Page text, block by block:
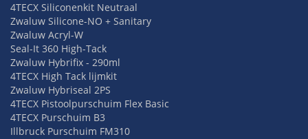
4TECX Siliconenkit Neutraal
Zwaluw Silicone-NO + Sanitary
Zwaluw Acryl-W
Seal-It 360 High-Tack
Zwaluw Hybrifix - 290ml
4TECX High Tack lijmkit
Zwaluw Hybriseal 2PS
4TECX Pistoolpurschuim Flex Basic
4TECX Purschuim B3
Illbruck Purschuim FM310